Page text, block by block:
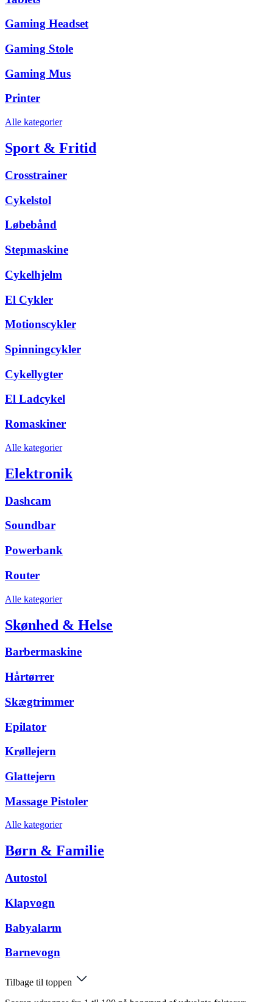
Gaming Headset
Gaming Stole
Gaming Mus
Printer
Alle kategorier
Sport & Fritid
Crosstrainer
Cykelstol
Løbebånd
Stepmaskine
Cykelhjelm
El Cykler
Motionscykler
Spinningcykler
Cykellygter
El Ladcykel
Romaskiner
Alle kategorier
Elektronik
Dashcam
Soundbar
Powerbank
Router
Alle kategorier
Skønhed & Helse
Barbermaskine
Hårtørrer
Skægtrimmer
Epilator
Krøllejern
Glattejern
Massage Pistoler
Alle kategorier
Børn & Familie
Autostol
Klapvogn
Babyalarm
Barnevogn
Tilbage til toppen